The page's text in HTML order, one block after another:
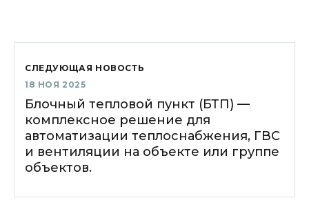
СЛЕДУЮЩАЯ НОВОСТЬ
18 НОЯ 2025
Блочный тепловой пункт (БТП) —
комплексное решение для
автоматизации теплоснабжения, ГВС
и вентиляции на объекте или группе
объектов.